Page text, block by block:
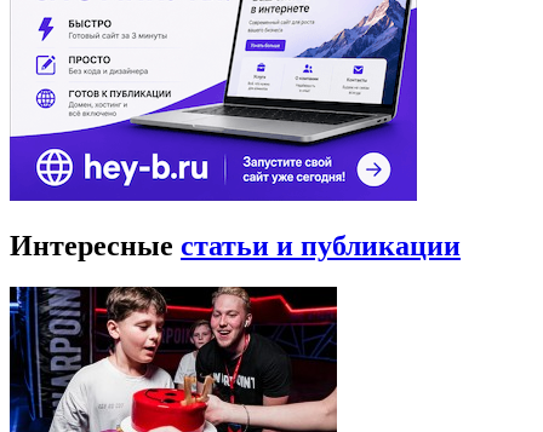
Интересные статьи и публикации